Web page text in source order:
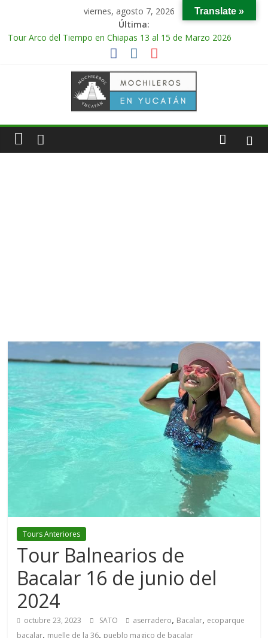
viernes, agosto 7, 2026
Última:
Tour Arco del Tiempo en Chiapas 13 al 15 de Marzo 2026
Tour Tikal Magico en Guatemala 31 de Octubre al 2 de
Tour Ruta Puuc 1 de Febrero del 2026
Excursión Volcán Chichonal en Chiapas 28 y 29 de Marzo 2026
Tour Calakmul Magico 28 de Febrero y 1 de Marzo 2026
Tours Anteriores
Tour Balnearios de
Bacalar 16 de junio del
2024
octubre 23, 2023 SATO aserradero, Bacalar, ecoparque
bacalar, muelle de la 36, pueblo magico de bacalar
Translate »